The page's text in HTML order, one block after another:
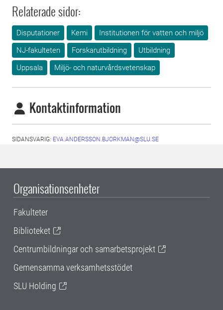
Relaterade sidor:
Disputationer Kemi
Institutionen för vatten och miljö
NJ-fakulteten
Forskarutbildning
Utbildning
Uppsala
Miljö- och naturvårdsvetenskap
Kontaktinformation
SIDANSVARIG: EVA.ANDERSSON.BJORKMAN@SLU.SE
Organisationsenheter
Fakulteter
Biblioteket
Centrumbildningar och samarbetsprojekt
Gemensamma verksamhetsstödet
SLU Holding